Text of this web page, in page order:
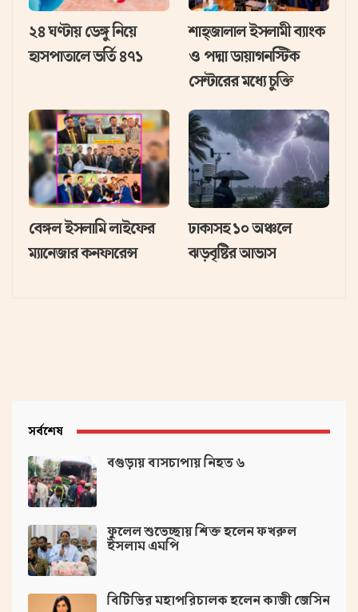
২৪ ঘণ্টায় ডেঙ্গু নিয়ে
হাসপাতালে ভর্তি ৪৭১
শাহ্জালাল ইসলামী ব্যাংক
ও পদ্মা ডায়াগনস্টিক
সেন্টারের মধ্যে চুক্তি
বেঙ্গল ইসলামি লাইফের
ম্যানেজার কনফারেন্স
ঢাকাসহ ১০ অঞ্চলে
ঝড়বৃষ্টির আভাস
সর্বশেষ
বগুড়ায় বাসচাপায় নিহত ৬
ফুলেল শুভেচ্ছায় শিক্ত হলেন ফখরুল
ইসলাম এমপি
বিটিভির মহাপরিচালক হলেন কাজী জেসিন